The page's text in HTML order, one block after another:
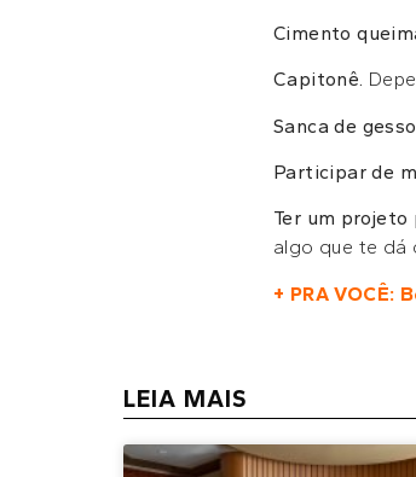
Cimento
Capitonê.
Sanca de gesso.
Participar de
Ter um
algo que te dá
+ PRA VOCÊ:
LEIA MAIS